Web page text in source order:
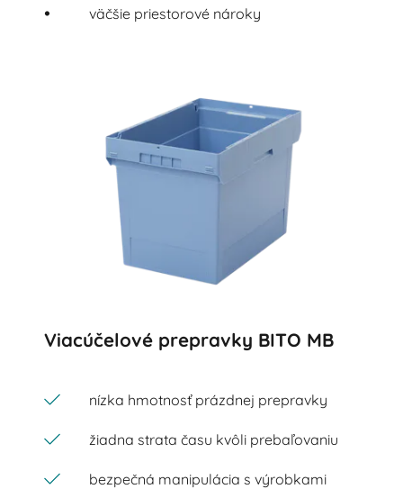
väčšie priestorové nároky
Viacúčelové prepravky BITO MB
nízka hmotnosť prázdnej prepravky
žiadna strata času kvôli prebaľovaniu
bezpečná manipulácia s výrobkami